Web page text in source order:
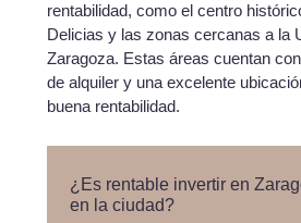
rentabilidad, como el centro
Delicias y las zonas cercanas a la
Zaragoza. Estas áreas cuentan
de alquiler y una excelente
buena rentabilidad.
¿Es rentable invertir en
en la ciudad?